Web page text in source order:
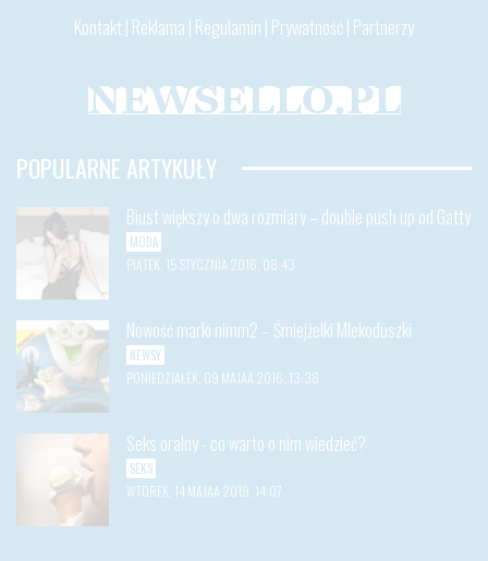
Kontakt | Reklama | Regulamin | Prywatność| Partnerzy
POPULARNE ARTYKUŁY
Biust większy o dwa rozmiary – double push up od Gatty
MODA
PIĄTEK, 15 STYCZNIA 2016, 08:43
Nowość marki nimm2 – Śmiejżelki Mlekoduszki
NEWSY
PONIEDZIAŁEK, 09 MAJAA 2016, 13:38
Seks oralny - co warto o nim wiedzieć?
SEKS
WTOREK, 14 MAJAA 2019, 14:07